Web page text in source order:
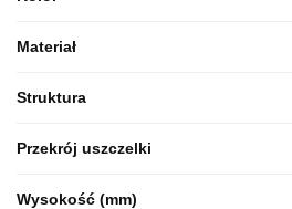
Materiał
Struktura
Przekrój uszczelki
Wysokość (mm)